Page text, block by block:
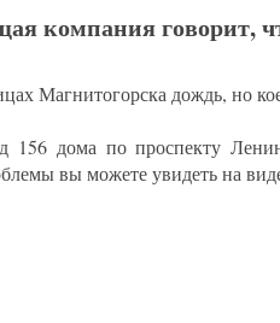
компания говорит,
Магнитогорска дождь, но
156 дома по проспекту
вы можете увидеть на